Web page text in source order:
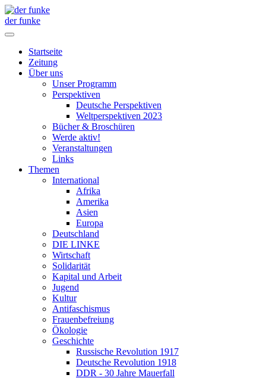
der funke
Startseite
Zeitung
Über uns
Unser Programm
Perspektiven
Deutsche Perspektiven
Weltperspektiven 2023
Bücher & Broschüren
Werde aktiv!
Veranstaltungen
Links
Themen
International
Afrika
Amerika
Asien
Europa
Deutschland
DIE LINKE
Wirtschaft
Solidarität
Kapital und Arbeit
Jugend
Kultur
Antifaschismus
Frauenbefreiung
Ökologie
Geschichte
Russische Revolution 1917
Deutsche Revolution 1918
DDR - 30 Jahre Mauerfall